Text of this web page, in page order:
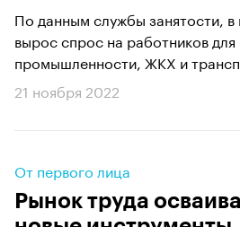
По данным службы занятости, в
вырос спрос на работников для
промышленности, ЖКХ и
21 ноября 2022
От первого лица
Рынок труда